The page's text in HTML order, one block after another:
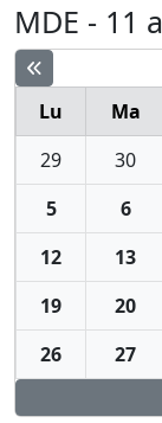
MDE - 11
Lu
Ma
29
30
5
6
12
13
19
20
26
27